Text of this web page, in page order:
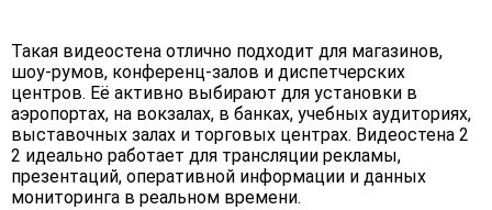
Такая видеостена отлично подходит для магазинов,
шоу-румов, конференц-залов и диспетчерских
центров. Её активно выбирают для установки в
аэропортах, на вокзалах, в банках, учебных аудиториях,
выставочных залах и торговых центрах. Видеостена 2
2 идеально работает для трансляции рекламы,
презентаций, оперативной информации и данных
мониторинга в реальном времени.